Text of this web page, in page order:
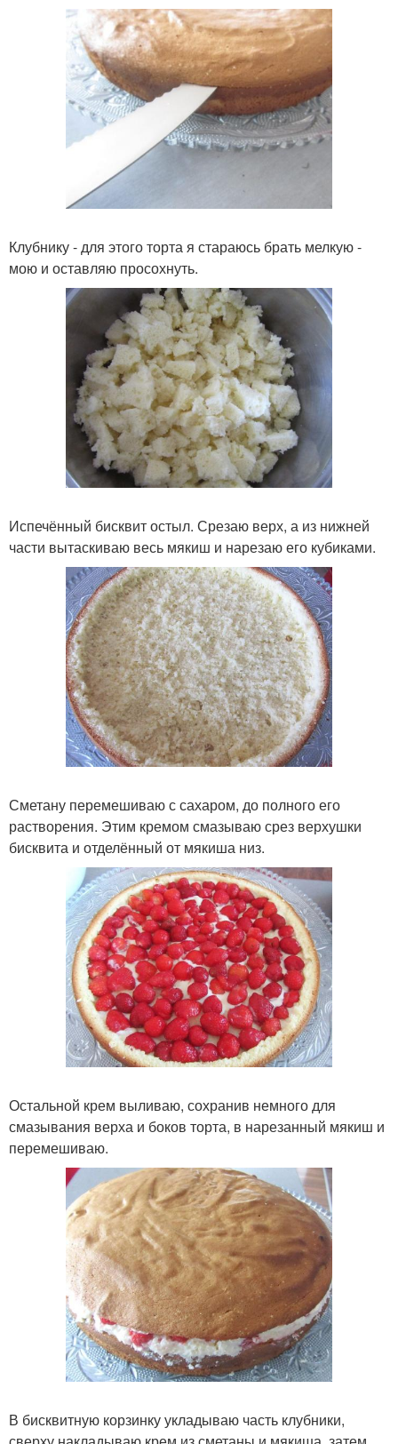
Клубнику - для этого торта я стараюсь брать мелкую -
мою и оставляю просохнуть.
Испечённый бисквит остыл. Срезаю верх, а из нижней
части вытаскиваю весь мякиш и нарезаю его кубиками.
Сметану перемешиваю с сахаром, до полного его
растворения. Этим кремом смазываю срез верхушки
бисквита и отделённый от мякиша низ.
Остальной крем выливаю, сохранив немного для
смазывания верха и боков торта, в нарезанный мякиш и
перемешиваю.
В бисквитную корзинку укладываю часть клубники,